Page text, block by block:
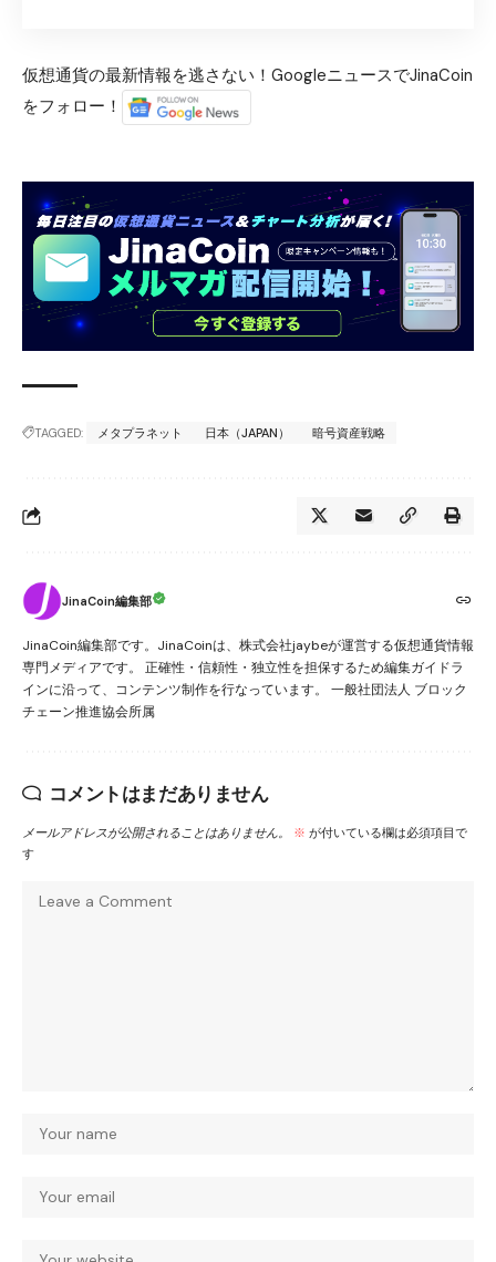
仮想通貨の最新情報を逃さない！GoogleニュースでJinaCoin
をフォロー！
TAGGED: メタプラネット 日本（JAPAN） 暗号資産戦略
JinaCoin編集部
JinaCoin編集部です。JinaCoinは、株式会社jaybeが運営する仮想通貨情報
専門メディアです。 正確性・信頼性・独立性を担保するため編集ガイドラ
インに沿って、コンテンツ制作を行なっています。 一般社団法人 ブロック
チェーン推進協会所属
コメントはまだありません
メールアドレスが公開されることはありません。 ※ が付いている欄は必須項目で
す